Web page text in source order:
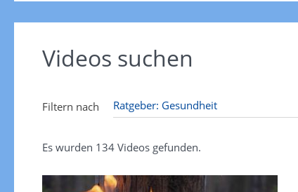
Videos suchen
Filtern nach
Es wurden 134Videos gefunden.